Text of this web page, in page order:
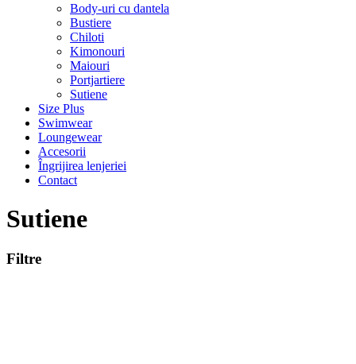
Body-uri cu dantela
Bustiere
Chiloti
Kimonouri
Maiouri
Portjartiere
Sutiene
Size Plus
Swimwear
Loungewear
Accesorii
Îngrijirea lenjeriei
Contact
Sutiene
Filtre